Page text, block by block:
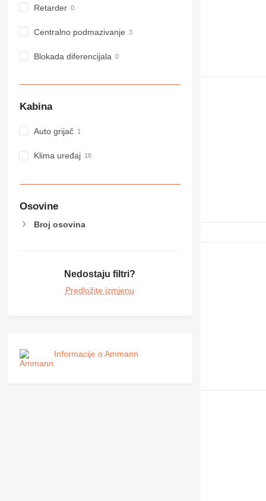
MH
RM
Retarder
Centralno podmazivanje
Blokada diferencijala
Kabina
Auto grijač
Klima uređaj
Osovine
Broj osovina
Nedostaju filtri?
Predložite izmjenu
Informacije o Ammann